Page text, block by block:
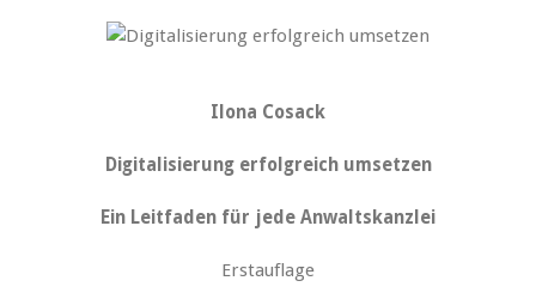
Ilona Cosack
Digitalisierung erfolgreich umsetzen
Ein Leitfaden für jede Anwaltskanzlei
Erstauflage